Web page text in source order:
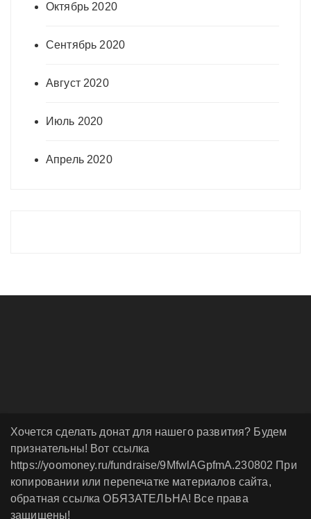
Октябрь 2020
Сентябрь 2020
Август 2020
Июль 2020
Апрель 2020
Хочется сделать донат для нашего развития? Будем
признательны! Вот ссылка
https://yoomoney.ru/fundraise/9MfwlAGpfmA.230802 При
копировании или перепечатке материалов сайта,
обратная ссылка ОБЯЗАТЕЛЬНА! Все права
защищены!